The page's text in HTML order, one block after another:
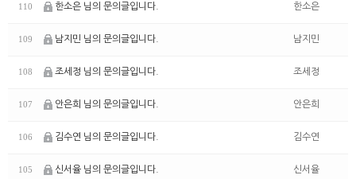
110 한소은 님의 문의글입니다. 한소은
109 남지민 님의 문의글입니다. 남지민
108 조세정 님의 문의글입니다. 조세정
107 안은희 님의 문의글입니다. 안은희
106 김수연 님의 문의글입니다. 김수연
105 신서율 님의 문의글입니다. 신서율